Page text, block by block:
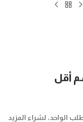
أو ٢ بوكس في الطلب الواحد، لشراء المزيد